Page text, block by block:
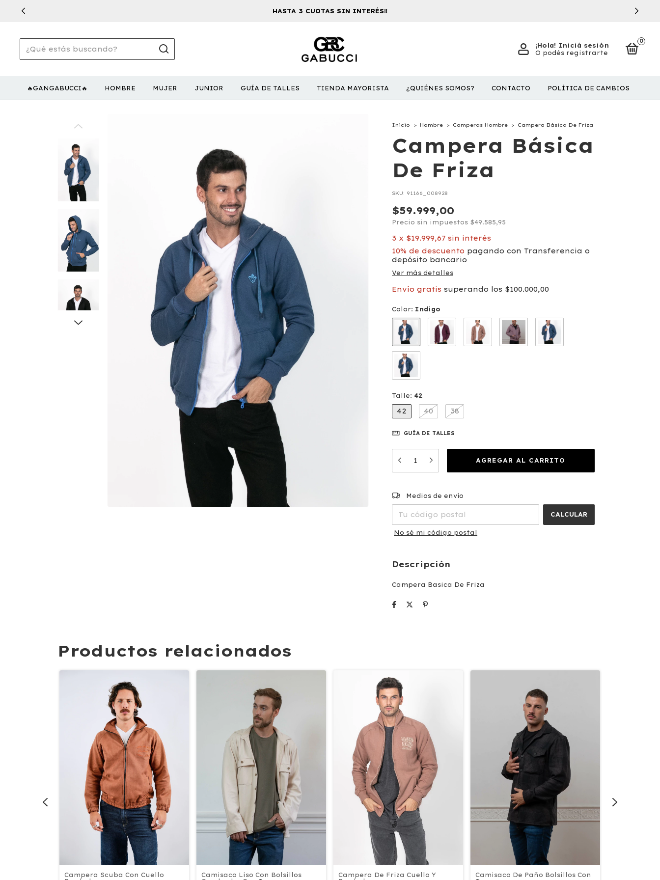
HASTA 3 CUOTAS SIN INTERÉS‼️
¡Hola! Iniciá sesión
O podés registrarte
0
🔥GANGABUCCI🔥 HOMBRE MUJER JUNIOR GUÍA DE TALLES TIENDA MAYORISTA ¿QUIÉNES SOMOS? CONTACTO POLÍTICA DE CAMBIOS
Inicio > Hombre > Camperas Hombre > Campera Básica De Friza
Campera Básica
De Friza
SKU: 91166_008928
$59.999,00
Precio sin impuestos $49.585,95
3 x $19.999,67 sin interés
10% de descuento pagando con Transferencia o
depósito bancario
Ver más detalles
Envío gratis superando los $100.000,00
Color: Indigo
Talle: 42
42 40 38
GUÍA DE TALLES
Entregas para el CP:
Medios de envío
CALCULAR
No sé mi código postal
Descripción
Campera Basica De Friza
Productos relacionados
Campera Scuba Con Cuello
Camisaco Liso Con Bolsillos
Campera De Friza Cuello Y
Camisaco De Paño Bolsillos Con